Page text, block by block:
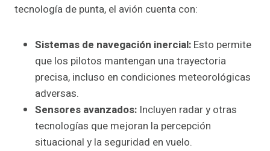
tecnología de punta, el avión cuenta con:
Sistemas de navegación inercial: Esto permite
que los pilotos mantengan una trayectoria
precisa, incluso en condiciones meteorológicas
adversas.
Sensores avanzados: Incluyen radar y otras
tecnologías que mejoran la percepción
situacional y la seguridad en vuelo.